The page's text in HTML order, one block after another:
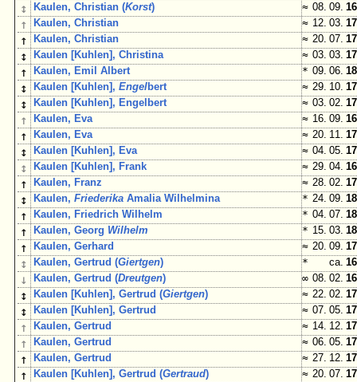
↕ Kaulen, Christian (Korst) ≈ 08. 09.
↑ Kaulen, Christian ≈ 12. 03.
↑ Kaulen, Christian ≈ 20. 07.
↕ Kaulen [Kuhlen], Christina ≈ 03. 03.
↑ Kaulen, Emil Albert * 09. 06.
↕ Kaulen [Kuhlen],Engelbert ≈ 29. 10.
↕ Kaulen [Kuhlen], Engelbert ≈ 03. 02.
↑ Kaulen, Eva ≈ 16. 09.
↑ Kaulen, Eva ≈ 20. 11.
↕ Kaulen [Kuhlen], Eva ≈ 04. 05.
↕ Kaulen [Kuhlen], Frank ≈ 29. 04.
↑ Kaulen, Franz ≈ 28. 02.
↕ Kaulen,Friederika Amalia Wilhelmina * 24. 09.
↑ Kaulen, Friedrich Wilhelm * 04. 07.
↑ Kaulen, Georg Wilhelm * 15. 03.
↑ Kaulen, Gerhard ≈ 20. 09.
↕ Kaulen, Gertrud (Giertgen) * ca.
↓ Kaulen, Gertrud (Dreutgen) ∞ 08. 02.
↕ Kaulen [Kuhlen], Gertrud (Giertgen) ≈ 22. 02.
↕ Kaulen [Kuhlen], Gertrud ≈ 07. 05.
↑ Kaulen, Gertrud ≈ 14. 12.
↑ Kaulen, Gertrud ≈ 06. 05.
↑ Kaulen, Gertrud ≈ 27. 12.
↑ Kaulen [Kuhlen], Gertrud (Gertraud) ≈ 20. 07.